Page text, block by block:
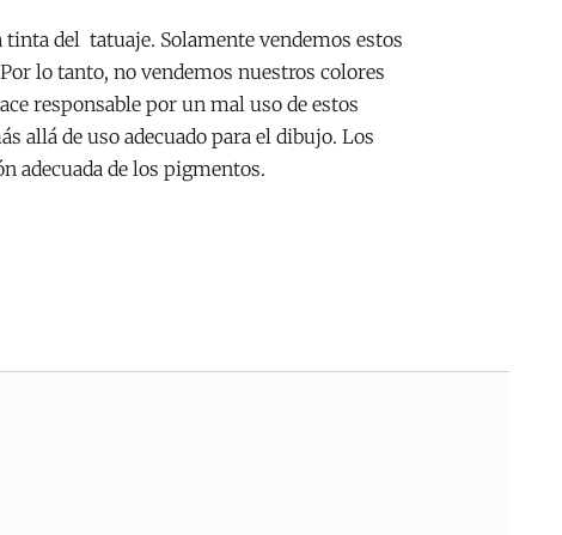
del tatuaje. Solamente vendemos estos
lo tanto, no vendemos nuestros colores
responsable por un mal uso de estos
allá de uso adecuado para el dibujo. Los
adecuada de los pigmentos.